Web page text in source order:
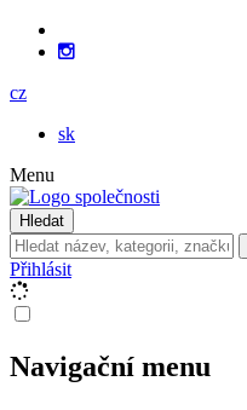
cz
sk
Menu
Hledat
Přihlásit
Navigační menu